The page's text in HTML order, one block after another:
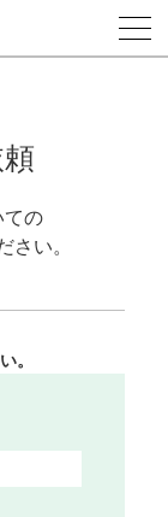
ての
さい。
。